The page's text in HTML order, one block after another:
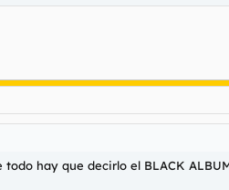
hay que decirlo el BLACK